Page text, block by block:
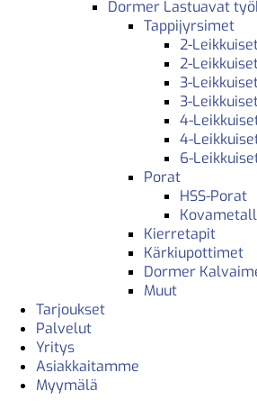
Dormer Lastuavat
Tappijyrsimet
2-
2-
3-
3-
4-
4-
6-
Porat
HSS-Porat
Kierretapit
Kärkiupottimet
Dormer
Muut
Tarjoukset
Palvelut
Yritys
Asiakkaitamme
Myymälä